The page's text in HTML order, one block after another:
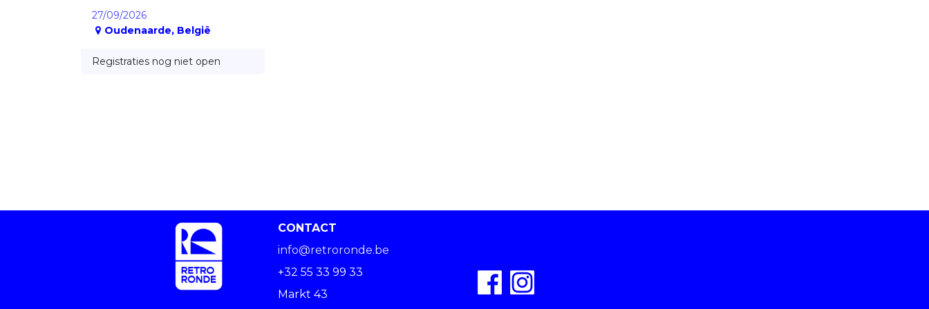
27/09/2026
Oudenaarde, België
Registraties nog niet open
CONTACT
info@retroronde.be
+32 55 33 99 33
Markt 43